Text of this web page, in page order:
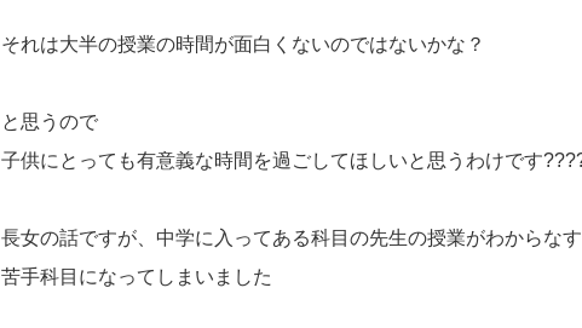
それは大半の授業の時間が面白くないのではないかな？
と思うので
子供にとっても有意義な時間を過ごしてほしいと思うわけです
長女の話ですが、中学に入ってある科目の先生の授業がわからな
苦手科目になってしまいました